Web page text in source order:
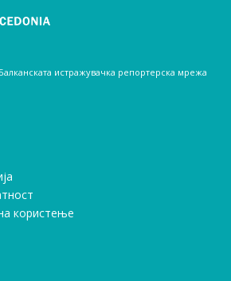
истражувачка репортерска мрежа
користење